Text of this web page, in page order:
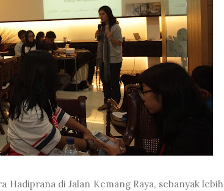
Hadiprana di Jalan Kemang Raya, sebanyak lebih